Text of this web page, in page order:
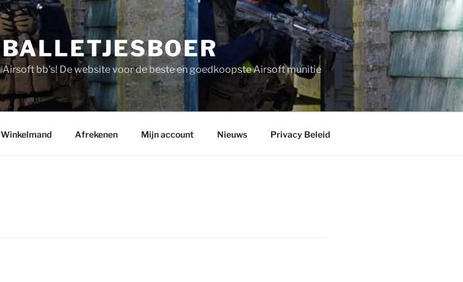
BALLETJESBOER
Airsoft bb's! De website voor de beste en goedkoopste Airsoft munitie
Winkelmand Afrekenen Mijn account Nieuws Privacy Beleid